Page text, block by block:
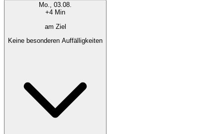
Mo., 03.08.
+4 Min
am Ziel
Keine besonderen Auffälligkeiten